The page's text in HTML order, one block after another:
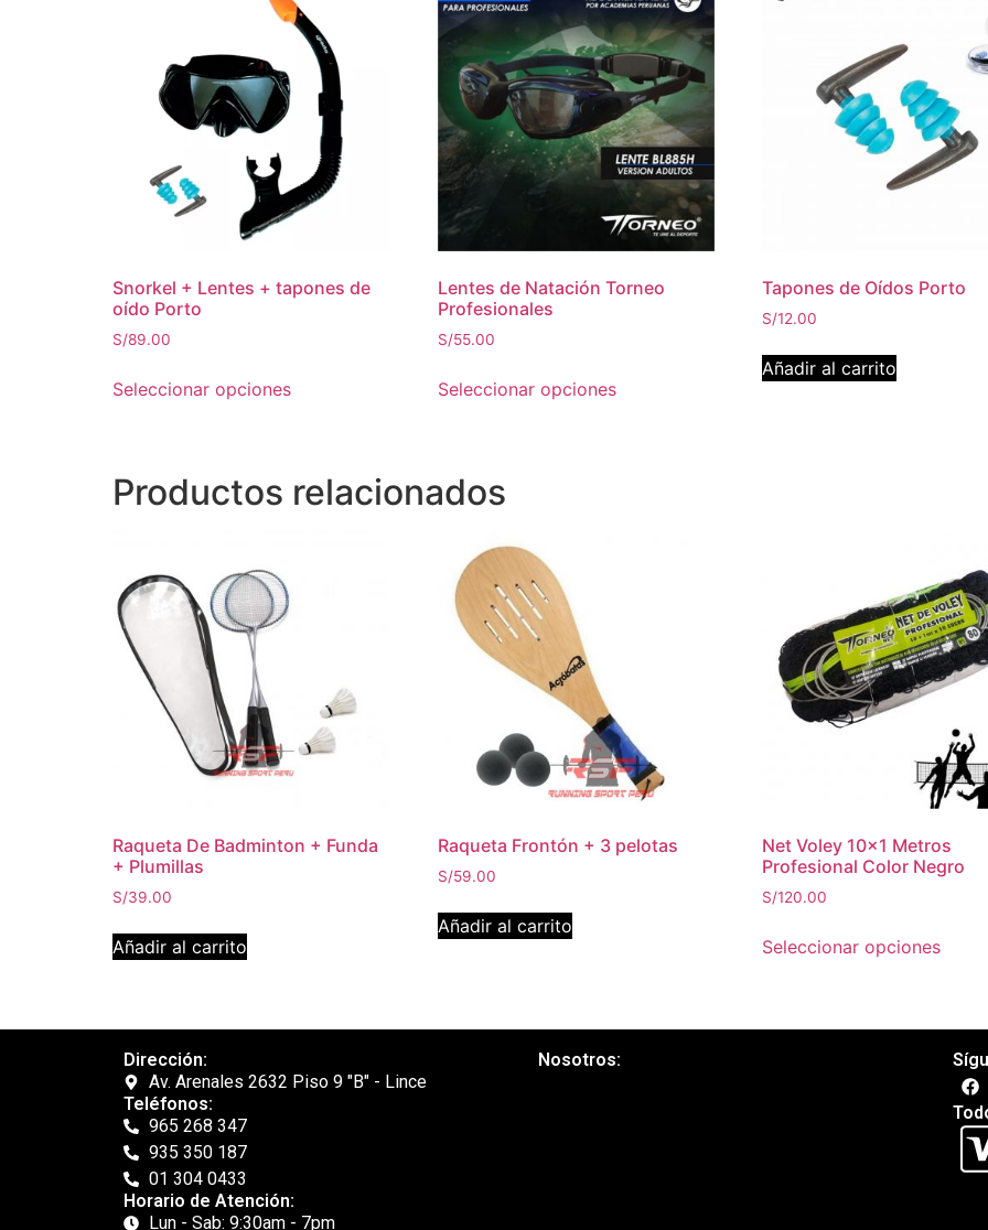
Snorkel + Lentes + tapones de
oído Porto
S/89.00
Seleccionar opciones
Lentes de Natación Torneo
Profesionales
S/55.00
Seleccionar opciones
Tapones de Oídos Porto
S/12.00
Añadir al carrito
Productos relacionados
Raqueta De Badminton + Funda
+ Plumillas
S/39.00
Añadir al carrito
Raqueta Frontón + 3 pelotas
S/59.00
Añadir al carrito
Net Voley 10×1 Metros
Profesional Color Negro
S/120.00
Seleccionar opciones
Dirección:
Av. Arenales 2632 Piso 9 "B" - Lince
Teléfonos:
965 268 347
935 350 187
01 304 0433
Horario de Atención:
Lun - Sab: 9:30am - 7pm
Nosotros: